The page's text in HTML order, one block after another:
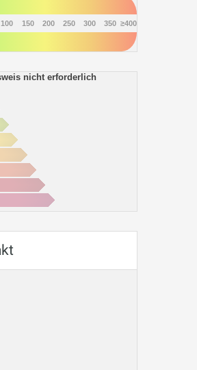
100 150 200 250 300 350 ≥400
nicht erforderlich